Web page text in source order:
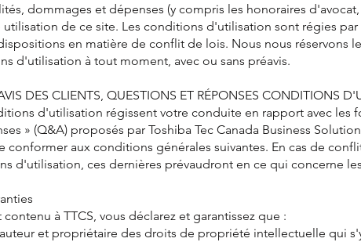
dommages et dépenses (y compris les honoraires
de ce site. Les conditions d'utilisation sont régies
en matière de conflit de lois. Nous nous
d'utilisation à tout moment, avec ou sans préavis.
DES CLIENTS, QUESTIONS ET RÉPONSES CONDITIONS
d'utilisation régissent votre conduite en rapport avec les
» (Q&A) proposés par Toshiba Tec Canada Business
conformer aux conditions générales suivantes. En cas de
d'utilisation, ces dernières prévaudront en ce qui concerne
à TTCS, vous déclarez et garantissez que :
et propriétaire des droits de propriété intellectuelle qui